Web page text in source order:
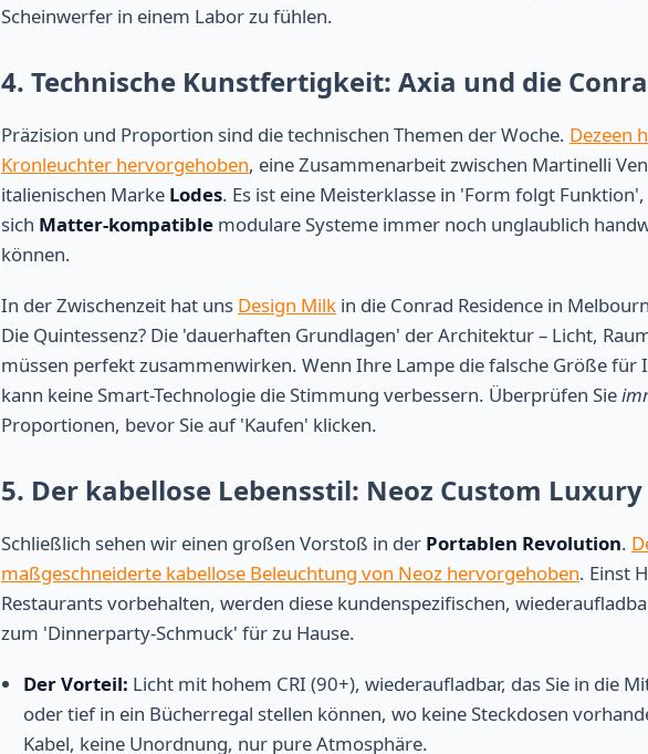
Scheinwerfer in einem Labor zu fühlen.
4. Technische Kunstfertigkeit: Axia und die
Präzision und Proportion sind die technischen Themen der Woche. Dezeen
Kronleuchter hervorgehoben, eine Zusammenarbeit zwischen Martinelli
italienischen Marke Lodes. Es ist eine Meisterklasse in 'Form folgt
sich Matter-kompatible modulare Systeme immer noch unglaublich
können.
In der Zwischenzeit hat uns Design Milk in die Conrad Residence in
Die Quintessenz? Die 'dauerhaften Grundlagen' der Architektur – Licht,
müssen perfekt zusammenwirken. Wenn Ihre Lampe die falsche Größe für
kann keine Smart-Technologie die Stimmung verbessern. Überprüfen Sie
Proportionen, bevor Sie auf 'Kaufen' klicken.
5. Der kabellose Lebensstil: Neoz Custom Luxury
Schließlich sehen wir einen großen Vorstoß in der Portablen Revolution.
maßgeschneiderte kabellose Beleuchtung von Neoz hervorgehoben. Einst
Restaurants vorbehalten, werden diese kundenspezifischen,
zum 'Dinnerparty-Schmuck' für zu Hause.
Der Vorteil: Licht mit hohem CRI (90+), wiederaufladbar, das Sie in die
oder tief in ein Bücherregal stellen können, wo keine Steckdosen
Kabel, keine Unordnung, nur pure Atmosphäre.